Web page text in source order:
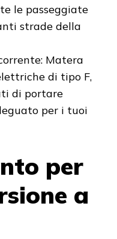
le passeggiate
strade della
Matera
di tipo F,
di portare
per i tuoi
per
a